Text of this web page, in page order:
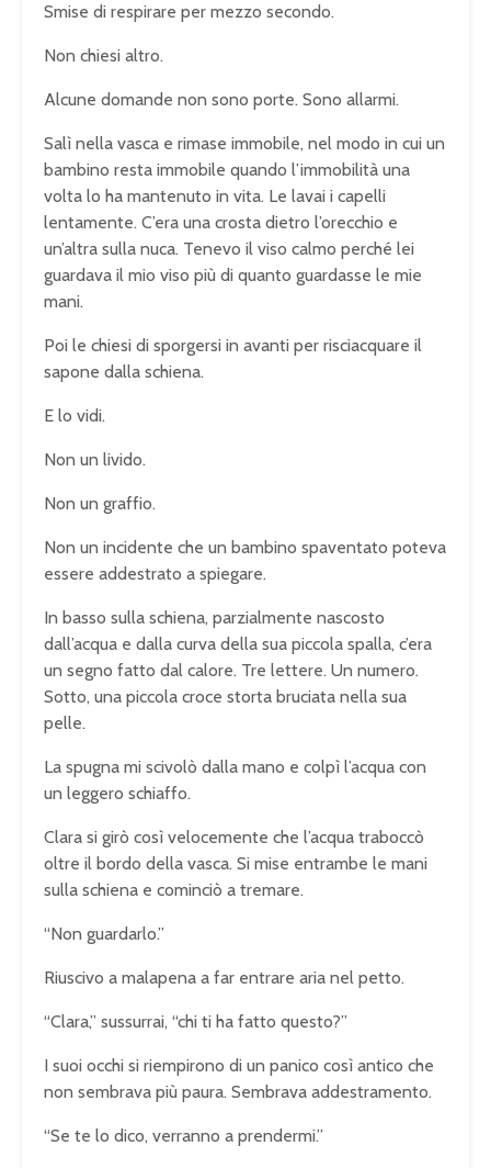
Smise di respirare per mezzo secondo.
Non chiesi altro.
Alcune domande non sono porte. Sono allarmi.
Salì nella vasca e rimase immobile, nel modo in cui un
bambino resta immobile quando l’immobilità una
volta lo ha mantenuto in vita. Le lavai i capelli
lentamente. C’era una crosta dietro l’orecchio e
un’altra sulla nuca. Tenevo il viso calmo perché lei
guardava il mio viso più di quanto guardasse le mie
mani.
Poi le chiesi di sporgersi in avanti per risciacquare il
sapone dalla schiena.
E lo vidi.
Non un livido.
Non un graffio.
Non un incidente che un bambino spaventato poteva
essere addestrato a spiegare.
In basso sulla schiena, parzialmente nascosto
dall’acqua e dalla curva della sua piccola spalla, c’era
un segno fatto dal calore. Tre lettere. Un numero.
Sotto, una piccola croce storta bruciata nella sua
pelle.
La spugna mi scivolò dalla mano e colpì l’acqua con
un leggero schiaffo.
Clara si girò così velocemente che l’acqua traboccò
oltre il bordo della vasca. Si mise entrambe le mani
sulla schiena e cominciò a tremare.
“Non guardarlo.”
Riuscivo a malapena a far entrare aria nel petto.
“Clara,” sussurrai, “chi ti ha fatto questo?”
I suoi occhi si riempirono di un panico così antico che
non sembrava più paura. Sembrava addestramento.
“Se te lo dico, verranno a prendermi.”